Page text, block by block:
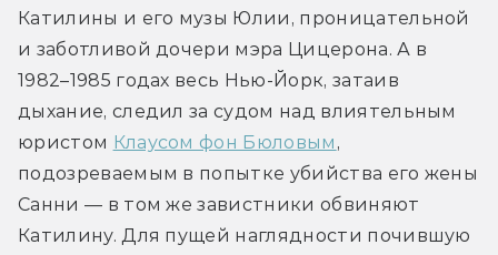
Катилины и его музы Юлии, проницательной
и заботливой дочери мэра Цицерона. А в
1982–1985 годах весь Нью-Йорк, затаив
дыхание, следил за судом над влиятельным
юристом Клаусом фон Бюловым ,
подозреваемым в попытке убийства его жены
Санни — в том же завистники обвиняют
Катилину. Для пущей наглядности почившую